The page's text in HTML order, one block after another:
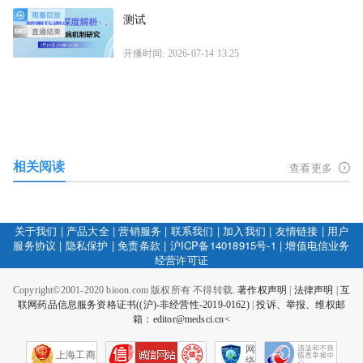
测试
开播时间: 2026-07-14 13:25
相关阅读 查看更多
关于我们 | 产品大全|营销服务 | 联系我们 | 加入我们 | 友情链接 | 用户
服务协议 | 隐私保护 |免责条款 | 沪ICP备14018915号-1 |增值电信业务
经营许可证
Copyright©2001-2020 bioon.com 版权所有 不得转载.著作权声明 | 法律声明 | 互
联网药品信息服务资格证书((沪)-非经营性-2019-0162)|投诉、举报、维权邮
箱：editor@medsci.cn<
上海工商
网
络